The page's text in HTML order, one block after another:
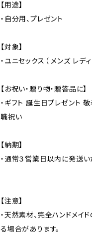
【用途】
・自分用、プレゼント
【対象】
・ユニセックス（ メンズ レデ
【お祝い・贈り物・贈答品に】
・ギフト 誕生日プレゼント
職祝い
【納期】
・通常３営業日以内に発送い
【注意】
・天然素材、完全ハンドメイ
る場合があります。